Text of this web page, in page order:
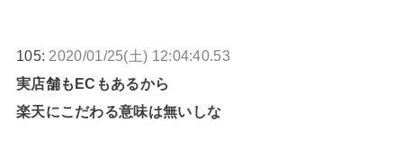
105: 2020/01/25(土) 12:04:40.53
実店舗もECもあるから
楽天にこだわる意味は無いしな